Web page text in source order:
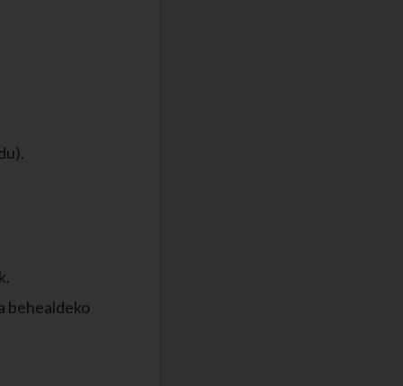
urratsei.
behealdeko